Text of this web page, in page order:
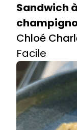
Sandwich
Chloé
Facile